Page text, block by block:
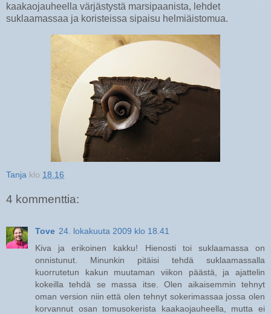
kaakaojauheella värjästystä marsipaanista, lehdet
suklaamassaa ja koristeissa sipaisu helmiäistomua.
Tanja klo 18.16
4 kommenttia:
Tove 24. lokakuuta 2009 klo 18.41
Kiva ja erikoinen kakku! Hienosti toi suklaamassa on
onnistunut. Minunkin pitäisi tehdä suklaamassalla
kuorrutetun kakun muutaman viikon päästä, ja ajattelin
kokeilla tehdä se massa itse. Olen aikaisemmin tehnyt
oman version niin että olen tehnyt sokerimassaa jossa olen
korvannut osan tomusokerista kaakaojauheella, mutta ei